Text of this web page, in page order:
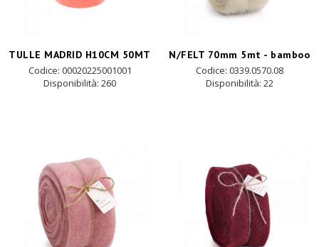
TULLE MADRID H10CM 50MT
Codice: 00020225001001
Disponibilità: 260
N/FELT 70mm 5mt - bamboo
Codice: 0339.0570.08
Disponibilità: 22